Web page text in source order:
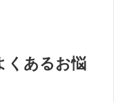
くあるお悩